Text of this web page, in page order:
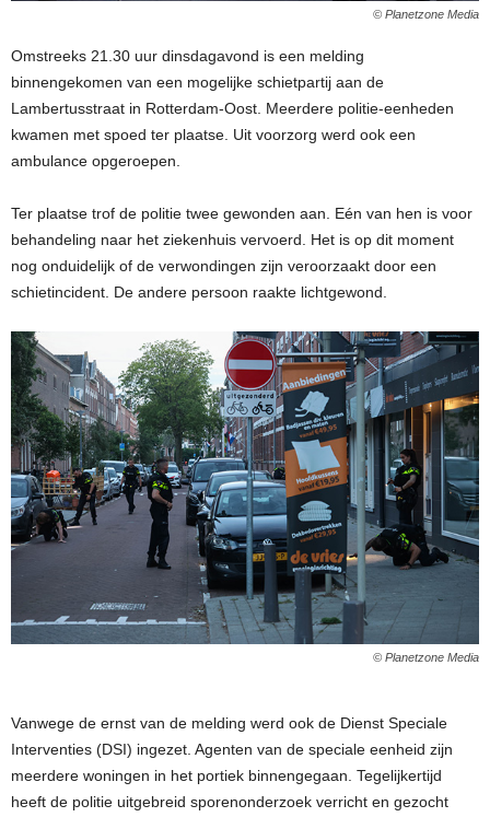
© Planetzone Media
Omstreeks 21.30 uur dinsdagavond is een melding
binnengekomen van een mogelijke schietpartij aan de
Lambertusstraat in Rotterdam-Oost. Meerdere politie-eenheden
kwamen met spoed ter plaatse. Uit voorzorg werd ook een
ambulance opgeroepen.
Ter plaatse trof de politie twee gewonden aan. Eén van hen is voor
behandeling naar het ziekenhuis vervoerd. Het is op dit moment
nog onduidelijk of de verwondingen zijn veroorzaakt door een
schietincident. De andere persoon raakte lichtgewond.
© Planetzone Media
Vanwege de ernst van de melding werd ook de Dienst Speciale
Interventies (DSI) ingezet. Agenten van de speciale eenheid zijn
meerdere woningen in het portiek binnengegaan. Tegelijkertijd
heeft de politie uitgebreid sporenonderzoek verricht en gezocht